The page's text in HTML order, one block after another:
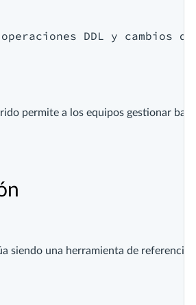
DDL y cambios
permite a los equipos gestionar
siendo una herramienta de